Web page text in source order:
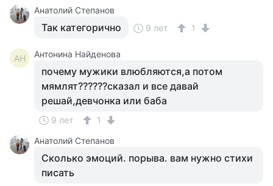
Анатолий Степанов
Так категорично 9 лет 1
АН Антонина Найденова
почему мужики влюбляются,а потом
мямлят??????сказал и все давай
решай,девчонка или баба
9 лет
1
Анатолий Степанов
Сколько эмоций. порыва. вам нужно стихи
писать